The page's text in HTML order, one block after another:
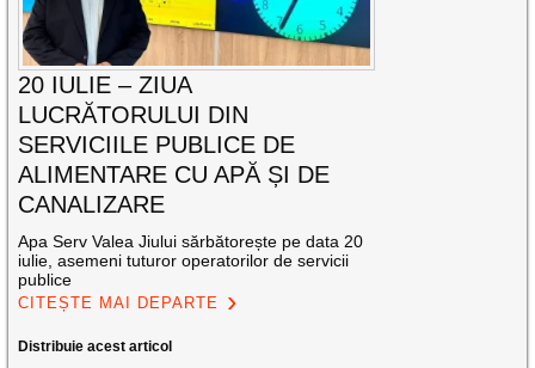
20 IULIE – ZIUA
LUCRĂTORULUI DIN
SERVICIILE PUBLICE DE
ALIMENTARE CU APĂ ȘI DE
CANALIZARE
Apa Serv Valea Jiului sărbătorește pe data 20
iulie, asemeni tuturor operatorilor de servicii
publice
CITEȘTE MAI DEPARTE
Distribuie acest articol